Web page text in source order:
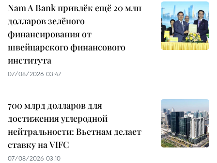
Nam A Bank привлёк ещё 20 млн
долларов зелёного
финансирования от
швейцарского финансового
института
07/08/2026 03:47
700 млрд долларов для
достижения углеродной
нейтральности: Вьетнам делает
ставку на VIFC
07/08/2026 03:10